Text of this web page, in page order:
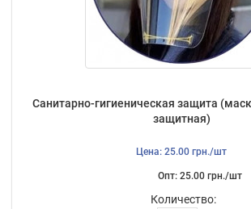
Санитарно-гигиеническая защита
защитная)
Цена: 25.00 грн./шт
Опт: 25.00 грн./шт
Количество: